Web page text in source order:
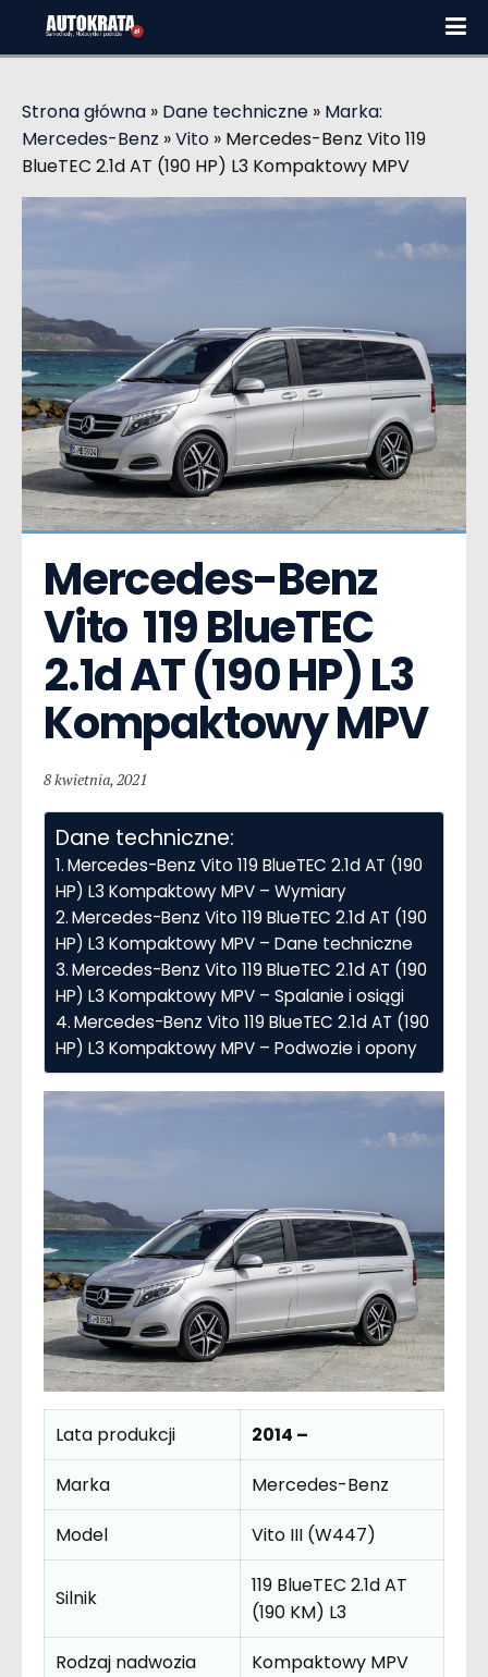
Strona główna » Dane techniczne » Marka:
Mercedes-Benz »Vito » Mercedes-Benz Vito 119
BlueTEC 2.1d AT (190 HP) L3 Kompaktowy MPV
Mercedes-Benz
Vito  119 BlueTEC
2.1d AT (190 HP) L3
Kompaktowy MPV
8 kwietnia, 2021
Dane techniczne:
Mercedes-Benz Vito 119 BlueTEC 2.1d AT (190
HP) L3 Kompaktowy MPV – Wymiary
Mercedes-Benz Vito 119 BlueTEC 2.1d AT (190
HP) L3 Kompaktowy MPV – Dane techniczne
Mercedes-Benz Vito 119 BlueTEC 2.1d AT (190
HP) L3 Kompaktowy MPV – Spalanie i osiągi
Mercedes-Benz Vito 119 BlueTEC 2.1d AT (190
HP) L3 Kompaktowy MPV – Podwozie i opony
Lata produkcji
2014 –
Marka
Mercedes-Benz
Model
Vito III (W447)
Silnik
119 BlueTEC 2.1d AT
(190 KM) L3
Rodzaj nadwozia
Kompaktowy MPV